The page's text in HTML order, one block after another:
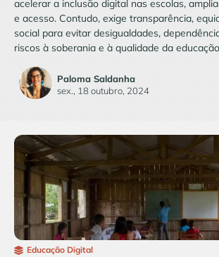
acelerar a inclusão digital nas escolas,
e acesso. Contudo, exige transparência,
social para evitar desigualdades,
riscos à soberania e à qualidade da
Paloma Saldanha
sex., 18 outubro, 2024
Educação Digital